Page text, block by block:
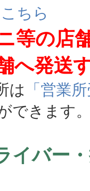
ちら
等の店
へ発送
は 「営業
できます
イバー